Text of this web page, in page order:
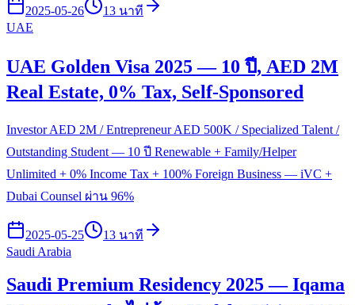
2025-05-26
13 นาที
UAE
UAE Golden Visa 2025 — 10 ปี, AED 2M
Real Estate, 0% Tax, Self-Sponsored
Investor AED 2M / Entrepreneur AED 500K / Specialized Talent /
Outstanding Student — 10 ปี Renewable + Family/Helper
Unlimited + 0% Income Tax + 100% Foreign Business — iVC +
Dubai Counsel ผ่าน 96%
2025-05-25
13 นาที
Saudi Arabia
Saudi Premium Residency 2025 — Iqama